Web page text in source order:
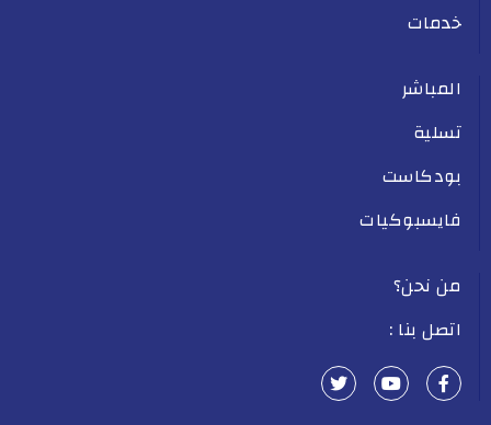
خدمات
المباشر
تسلية
بودكاست
فايسبوكيات
من نحن؟
اتصل بنا :